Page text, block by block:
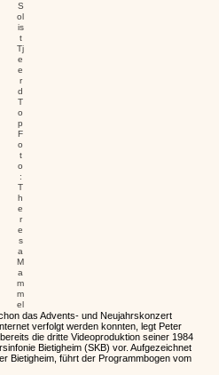
S
ol
is
t
Tj
e
e
r
d
T
o
p
F
o
t
o
:
T
h
e
r
e
s
a
M
a
m
m
el
das Advents- und Neujahrskonzert
verfolgt werden konnten, legt Peter
die dritte Videoproduktion seiner 1984
Bietigheim (SKB) vor. Aufgezeichnet
Bietigheim, führt der Programmbogen vom